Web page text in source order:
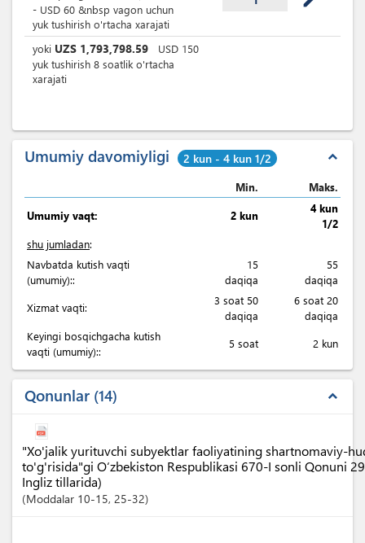
- USD 60 &nbsp vagon uchun
yuk tushirish o'rtacha xarajati
yoki UZS 1,793,798.59 USD 150
yuk tushirish 8 soatlik o'rtacha
xarajati
Umumiy davomiyligi 2 kun - 4 kun 1/2 expand_less
Min. Maks.
Umumiy vaqt: 2 kun
4 kun
1/2
shu jumladan:
Navbatda kutish vaqti
(umumiy)::
15
daqiqa
55
daqiqa
Xizmat vaqti:
3 soat 50
daqiqa
6 soat 20
daqiqa
Keyingi bosqichgacha kutish
vaqti (umumiy)::
5 soat 2 kun
Qonunlar 14 expand_less
"Xo'jalik yurituvchi subyektlar faoliyatining shartnomaviy-
to'g'risida"gi O‘zbekiston Respublikasi 670-I sonli Qonuni
Ingliz tillarida)
Moddalar 10-15, 25-32